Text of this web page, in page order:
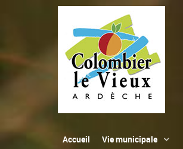
Accueil Vie municipale